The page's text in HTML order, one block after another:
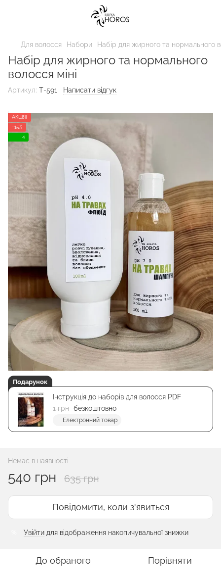
Для волосся Набори Набір для жирного та нормального
Набір для жирного та нормального
волосся міні
Артикул: Т-591 Написати відгук
АКЦІЯ!
−15%
4
Подарунок
Інструкція до наборів для волосся PDF
1 грн безкоштовно
Електронний товар
Немає в наявності
540 грн 635 грн
Повідомити, коли з'явиться
Увійти для відображення накопичувальної знижки
До обраного Порівняти